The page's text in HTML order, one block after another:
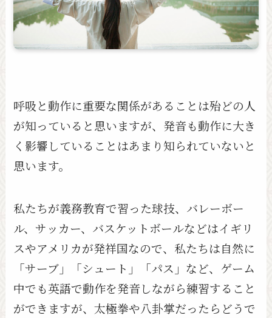
呼吸と動作に重要な関係があることは殆どの人
が知っていると思いますが、発音も動作に大き
く影響していることはあまり知られていないと
思います。
私たちが義務教育で習った球技、バレーボー
ル、サッカー、バスケットボールなどはイギリ
スやアメリカが発祥国なので、私たちは自然に
「サーブ」「シュート」「パス」など、ゲーム
中でも英語で動作を発音しながら練習すること
ができますが、太極拳や八卦掌だったらどうで